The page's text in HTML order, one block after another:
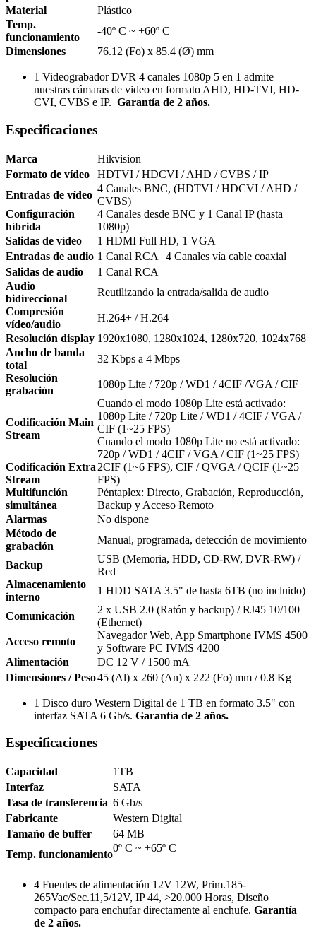
Material
Plástico
Temp.
funcionamiento
-40º C ~ +60º C
Dimensiones
76.12 (Fo) x 85.4 (Ø) mm
1 Videograbador DVR 4 canales 1080p 5 en 1 admite
nuestras cámaras de video en formato AHD, HD-TVI, HD-
CVI, CVBS e IP. Garantía de 2 años.
Especificaciones
Marca
Hikvision
Formato de vídeo
HDTVI / HDCVI / AHD / CVBS / IP
Entradas de vídeo
4 Canales BNC, (HDTVI / HDCVI / AHD /
CVBS)
Configuración
híbrida
4 Canales desde BNC y 1 Canal IP (hasta
1080p)
Salidas de vídeo
1 HDMI Full HD, 1 VGA
Entradas de audio 1 Canal RCA | 4 Canales vía cable coaxial
Salidas de audio
1 Canal RCA
Audio
bidireccional
Reutilizando la entrada/salida de audio
Compresión
vídeo/audio
H.264+ / H.264
Resolución display 1920x1080, 1280x1024, 1280x720, 1024x768
Ancho de banda
total
32 Kbps a 4 Mbps
Resolución
grabación
1080p Lite / 720p / WD1 / 4CIF /VGA / CIF
Codificación Main
Stream
Cuando el modo 1080p Lite está activado:
1080p Lite / 720p Lite / WD1 / 4CIF / VGA /
CIF (1~25 FPS)
Cuando el modo 1080p Lite no está activado:
720p / WD1 / 4CIF / VGA / CIF (1~25 FPS)
Codificación Extra
Stream
2CIF (1~6 FPS), CIF / QVGA / QCIF (1~25
FPS)
Multifunción
simultánea
Péntaplex: Directo, Grabación, Reproducción,
Backup y Acceso Remoto
Alarmas
No dispone
Método de
grabación
Manual, programada, detección de movimiento
Backup
USB (Memoria, HDD, CD-RW, DVR-RW) /
Red
Almacenamiento
interno
1 HDD SATA 3.5" de hasta 6TB (no incluido)
Comunicación
2 x USB 2.0 (Ratón y backup) / RJ45 10/100
(Ethernet)
Acceso remoto
Navegador Web, App Smartphone IVMS 4500
y Software PC IVMS 4200
Alimentación
DC 12 V / 1500 mA
Dimensiones / Peso45 (Al) x 260 (An) x 222 (Fo) mm / 0.8 Kg
1 Disco duro Western Digital de 1 TB en formato 3.5" con
interfaz SATA 6 Gb/s. Garantía de 2 años.
Especificaciones
Capacidad
1TB
Interfaz
SATA
Tasa de transferencia 6 Gb/s
Fabricante
Western Digital
Tamaño de buffer
64 MB
Temp. funcionamiento
0º C ~ +65º C
4 Fuentes de alimentación 12V 12W, Prim.185-
265Vac/Sec.11,5/12V, IP 44, >20.000 Horas, Diseño
compacto para enchufar directamente al enchufe. Garantía
de 2 años.